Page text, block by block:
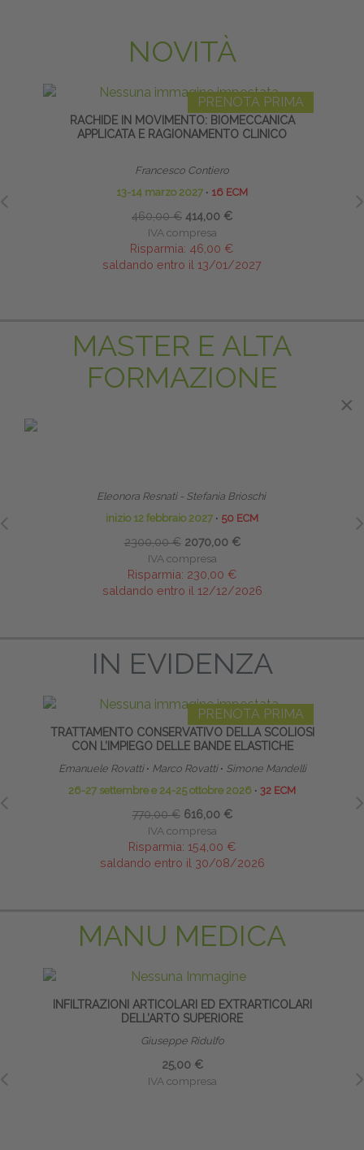
NOVITÀ
PRENOTA PRIMA
RACHIDE IN MOVIMENTO: BIOMECCANICA
APPLICATA E RAGIONAMENTO CLINICO
Francesco Contiero
13-14 marzo 2027 ∙ 16 ECM
460,00 € 414,00 €
IVA compresa
Risparmia: 46,00 €
saldando entro il 13/01/2027
MASTER E ALTA
FORMAZIONE
Eleonora Resnati - Stefania Brioschi
inizio 12 febbraio 2027 ∙ 50 ECM
2300,00 € 2070,00 €
IVA compresa
Risparmia: 230,00 €
saldando entro il 12/12/2026
IN EVIDENZA
PRENOTA PRIMA
TRATTAMENTO CONSERVATIVO DELLA SCOLIOSI
CON L’IMPIEGO DELLE BANDE ELASTICHE
Emanuele Rovatti ∙ Marco Rovatti ∙ Simone Mandelli
26-27 settembre e 24-25 ottobre 2026 ∙ 32 ECM
770,00 € 616,00 €
IVA compresa
Risparmia: 154,00 €
saldando entro il 30/08/2026
MANU MEDICA
INFILTRAZIONI ARTICOLARI ED EXTRARTICOLARI
DELL’ARTO SUPERIORE
Giuseppe Ridulfo
25,00 €
IVA compresa
×
×